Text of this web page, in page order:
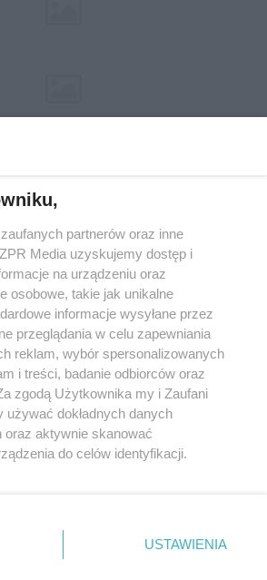
w serwisie nie może być powielany i
rozpowszechniany w jakikolwiek sposób (w
lub mechaniczny) na jakimkolwiek polu
formie, włącznie z umieszczaniem w
zgody właściciela praw. Jakiekolwiek użycie lub
całości lub w części z naruszeniem prawa,
jest zabronione pod groźbą kary i może być
partnerów oraz inne
Media uzyskujemy dostęp i
na urządzeniu oraz
osobowe, takie jak unikalne
informacje wysyłane przez
przeglądania w celu zapewniania
reklam, wybór spersonalizowanych
i treści, badanie odbiorców oraz
zgodą Użytkownika my i Zaufani
używać dokładnych danych
oraz aktywnie skanować
do celów identyfikacji.
przycisk ustawień prywatności
dolnym rogu strony
USTAWIENIA